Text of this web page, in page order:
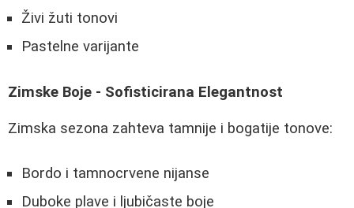
Živi žuti tonovi
Pastelne varijante
Zimske Boje - Sofisticirana Elegantnost
Zimska sezona zahteva tamnije i bogatije tonove:
Bordo i tamnocrvene nijanse
Duboke plave i ljubičaste boje